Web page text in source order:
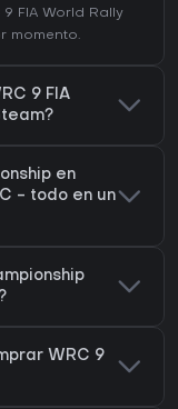
FIA World Rally
momento.
9 FIA
en
- todo en un
WRC 9